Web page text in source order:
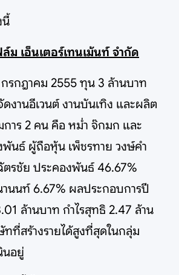
นี้
ม เอ็นเตอร์เทนเม้นท์ จำกัด
รกฎาคม 2555 ทุน 3 ล้านบาท
งานอีเวนต์ งานบันเทิง และผลิต
าร 2 คน คือ หม่ำ จ๊กมก และ
นธ์ ผู้ถือหุ้น เพ็ชรทาย วงษ์คำ
ตรชัย ประคองพันธ์ 46.67%
นนท์ 6.67% ผลประกอบการปี
ล้านบาท กำไรสุทธิ 2.47 ล้าน
ที่สร้างรายได้สูงที่สุดในกลุ่ม
นอยู่